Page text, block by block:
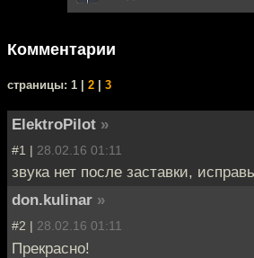
Комментарии
cтраницы: 1 | 2 3
ElektroPilot »
#1 | 28.02.16 01:11
звука нет после заставки,
don.kulinar »
#2 | 28.02.16 01:11
Прекрасно!